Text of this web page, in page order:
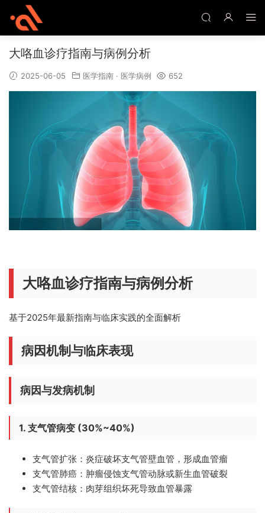
大咯血诊疗指南与病例分析
2025-06-05 医学指南 · 医学病例 652
大咯血诊疗指南与病例分析
基于2025年最新指南与临床实践的全面解析
病因机制与临床表现
病因与发病机制
1. 支气管病变 (30%~40%)
支气管扩张 ：炎症破坏支气管壁血管，形成血管瘤
支气管肺癌 ：肿瘤侵蚀支气管动脉或新生血管破裂
支气管结核 ：肉芽组织坏死导致血管暴露